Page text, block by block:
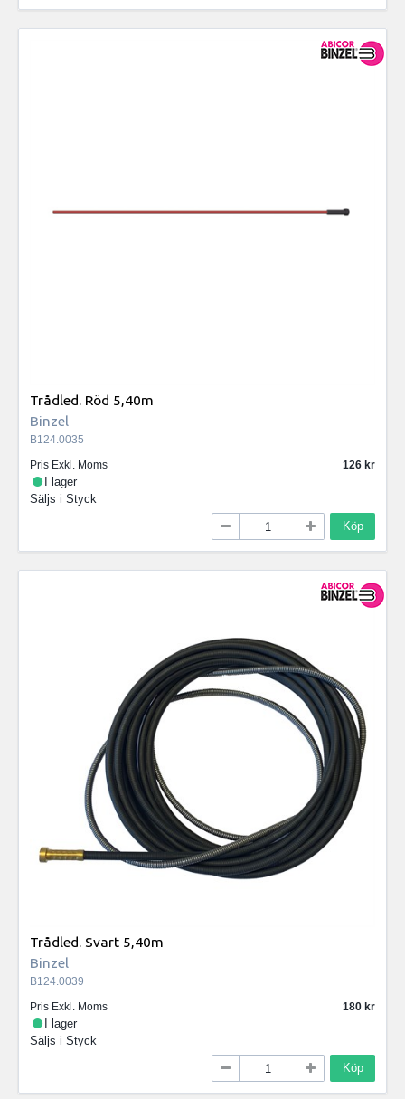
Trådled. Röd 5,40m
Binzel
B124.0035
Pris Exkl. Moms
126
I lager
Säljs i Styck
Köp
Trådled. Svart 5,40m
Binzel
B124.0039
Pris Exkl. Moms
180
I lager
Säljs i Styck
Köp